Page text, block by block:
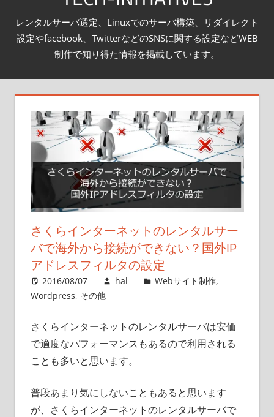
レンタルサーバ選定、Linuxでのサーバ構築、リダイレクト
設定やfacebook、TwitterなどのSNSに関する設定などWEB
制作で知り得た情報を掲載しています。
さくらインターネットのレンタルサー
バで海外から接続ができない？国外IP
アドレスフィルタの設定
2016/08/07 hal Webサイト制作,
Wordpress, その他
さくらインターネットのレンタルサーバは安価
で適度なパフォーマンスもあるので利用される
ことも多いと思います。
普段あまり気にしないこともあると思います
が、さくらインターネットのレンタルサーバで